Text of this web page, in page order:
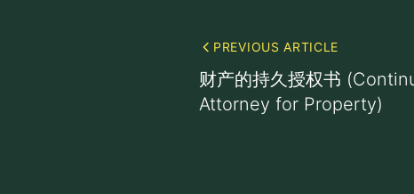
PREVIOUS ARTICLE
财产的持久授权书
Attorney for Property)